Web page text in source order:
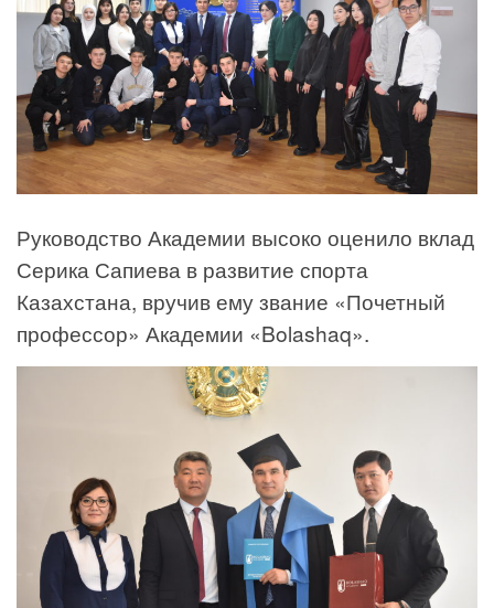
Руководство Академии высоко оценило вклад
Серика Сапиева в развитие спорта
Казахстана, вручив ему звание «Почетный
профессор» Академии «Bolashaq».